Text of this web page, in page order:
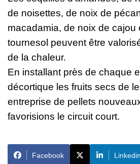
de noisettes, de noix de
macadamia, de noix de cajou
tournesol peuvent être
de la chaleur.
En installant près de chaque
décortique les fruits secs de
entreprise de pellets
favorisions le circuit court.
Facebook Linkedin